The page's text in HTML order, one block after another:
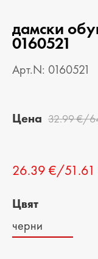
дамски
0160521
Арт.N: 0160521
Цена 32.99 €/
26.39 €/51.61
Цвят
черни